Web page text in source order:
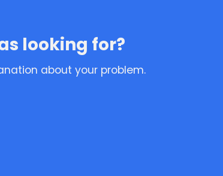
looking for?
about your problem.